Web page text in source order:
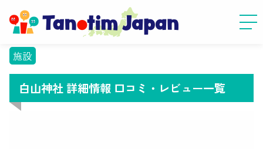
施設
白山神社 詳細情報 口コミ・レビュー一覧